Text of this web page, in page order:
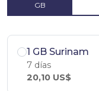
GB
1 GB Surinam
7 días
20,10 US$